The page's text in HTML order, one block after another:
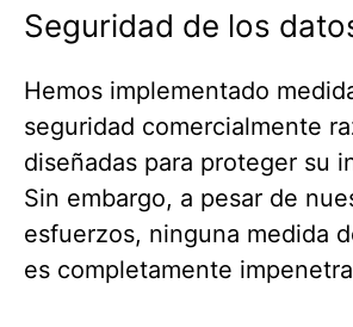
Seguridad de los
Hemos implementado
seguridad comercialmente
diseñadas para proteger su
Sin embargo, a pesar de
esfuerzos, ninguna medida
es completamente